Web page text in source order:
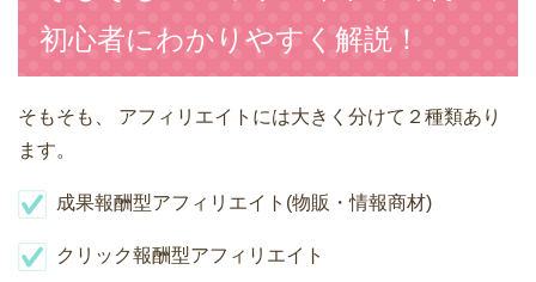
初心者にわかりやすく解説！
そもそも、
アフィリエイトには大きく分けて２種類あり
ます。
成果報酬型アフィリエイト(物販・情報商材)
クリック報酬型アフィリエイト